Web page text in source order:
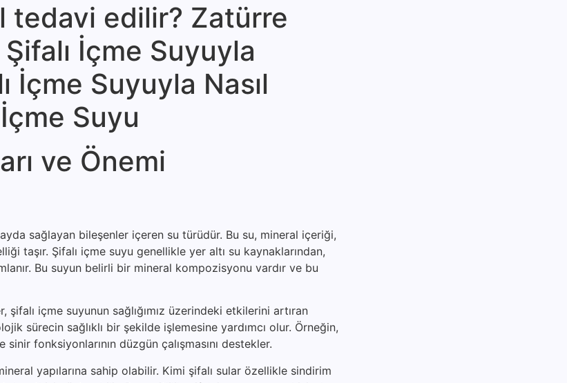
tedavi edilir? Zatürre
İçme Suyuyla
İçme Suyuyla Nasıl
Suyu
ve Önemi
sağlayan bileşenler içeren su türüdür. Bu su, mineral içeriği,
taşır. Şifalı içme suyu genellikle yer altı su kaynaklarından,
Bu suyun belirli bir mineral kompozisyonu vardır ve bu
içme suyunun sağlığımız üzerindeki etkilerini artıran
sürecin sağlıklı bir şekilde işlemesine yardımcı olur. Örneğin,
fonksiyonlarının düzgün çalışmasını destekler.
yapılarına sahip olabilir. Kimi şifalı sular özellikle sindirim